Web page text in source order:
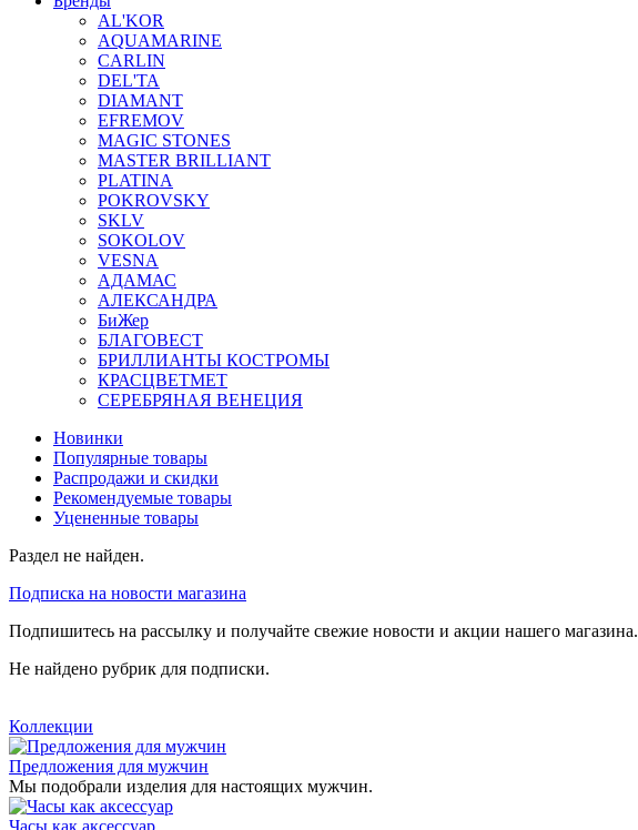
AL'KOR
AQUAMARINE
CARLIN
DEL'TA
DIAMANT
EFREMOV
MAGIC STONES
MASTER BRILLIANT
PLATINA
POKROVSKY
SKLV
SOKOLOV
VESNA
АДАМАС
АЛЕКСАНДРА
БиЖер
БЛАГОВЕСТ
БРИЛЛИАНТЫ КОСТРОМЫ
КРАСЦВЕТМЕТ
СЕРЕБРЯНАЯ ВЕНЕЦИЯ
Новинки
Популярные товары
Распродажи и скидки
Рекомендуемые товары
Уцененные товары
Раздел не найден.
Подписка на новости магазина
Подпишитесь на рассылку и получайте свежие новости и акции нашего магазина.
Не найдено рубрик для подписки.
Коллекции
Предложения для мужчин
Мы подобрали изделия для настоящих мужчин.
Часы как аксессуар